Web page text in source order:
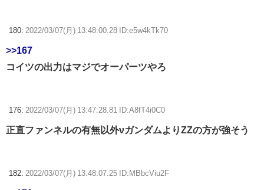
180: 2022/03/07(月) 13:48:00.28 ID:e5w4kTk70
>>167
コイツの出力はマジでオーパーツやろ
176: 2022/03/07(月) 13:47:28.81 ID:A8fT4i0C0
正直ファンネルの有無以外νガンダムよりZZの方が強そう
182: 2022/03/07(月) 13:48:07.25 ID:MBbcViu2F